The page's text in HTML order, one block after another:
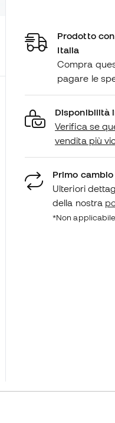
Prodotto
Italia
Compra
pagare le
Disponibilità
Verifica se
vendita più
Primo
Ulteriori
della nostra
*Non